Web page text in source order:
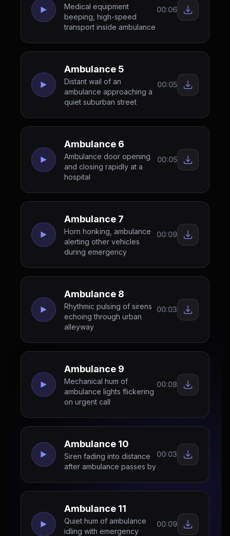
Medical equipment
beeping, high-speed
transport inside ambulance
00:06
Ambulance 5
Distant wail of an
ambulance approaching a
quiet suburban street
00:05
Ambulance 6
Ambulance door opening
and closing rapidly at a
hospital
00:05
Ambulance 7
Horn honking, ambulance
alerting other vehicles
during emergency
00:09
Ambulance 8
Rhythmic pulsing of sirens
echoing through urban
alleyway
00:03
Ambulance 9
Mechanical hum of
ambulance lights flickering
on urgent call
00:08
Ambulance 10
Siren fading into distance
after ambulance passes by
00:03
Ambulance 11
Quiet hum of ambulance
idling with emergency
00:09